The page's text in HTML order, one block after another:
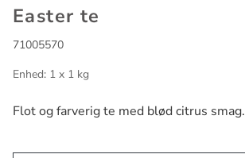
Easter te
71005570
Enhed: 1 x 1 kg
Flot og farverig te med blød citrus smag.